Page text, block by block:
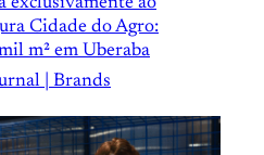
Cidade do Agro:
m² em Uberaba
| Brands